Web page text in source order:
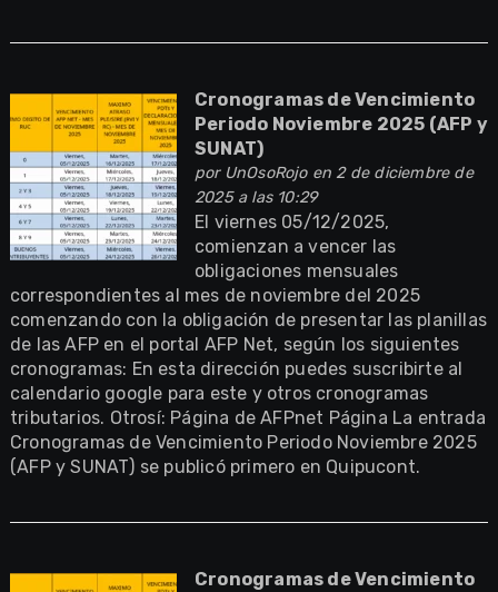
Cronogramas de Vencimiento
Periodo Noviembre 2025 (AFP y
SUNAT)
por UnOsoRojoen 2 de diciembre de
2025 a las 10:29
El viernes 05/12/2025,
comienzan a vencer las
obligaciones mensuales
correspondientes al mes de noviembre del 2025
comenzando con la obligación de presentar las planillas
de las AFP en el portal AFP Net, según los siguientes
cronogramas: En esta dirección puedes suscribirte al
calendario google para este y otros cronogramas
tributarios. Otrosí: Página de AFPnet Página La entrada
Cronogramas de Vencimiento Periodo Noviembre 2025
(AFP y SUNAT) se publicó primero en Quipucont.
Cronogramas de Vencimiento